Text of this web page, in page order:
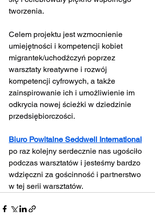
tworzenia.
Celem projektu jest wzmocnienie
umiejętności i kompetencji kobiet
migrantek/uchodźczyń poprzez
warsztaty kreatywne i rozwój
kompetencji cyfrowych, a także
zainspirowanie ich i umożliwienie im
odkrycia nowej ścieżki w dziedzinie
przedsiębiorczości.
Biuro Powitalne Seddwell International
po raz kolejny serdecznie nas ugościło
podczas warsztatów i jesteśmy bardzo
wdzięczni za gościnność i partnerstwo
w tej serii warsztatów.